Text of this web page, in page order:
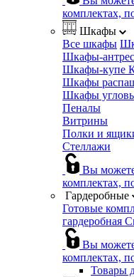
комплектах,
Шкафы
Все шкафы
Шкафы-
Шкафы-купе
Шкафы
Шкафы
Пеналы
Витрины
Полки и
Стеллажи
Вы
комплектах,
Гардеробные
Готовые
гардеробная
Вы
комплектах,
Товары